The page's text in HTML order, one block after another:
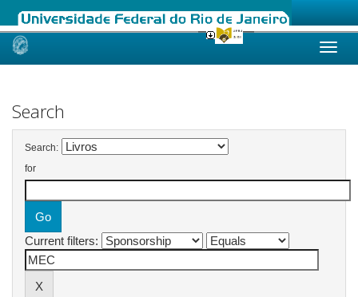
Skip
Search
Search:
for
Current filters: